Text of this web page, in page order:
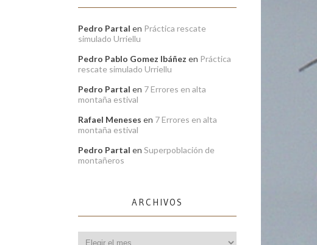
Pedro Partal en Práctica rescate
simulado Urriellu
Pedro Pablo Gomez Ibáñez en Práctica
rescate simulado Urriellu
Pedro Partal en 7 Errores en alta
montaña estival
Rafael Meneses en 7 Errores en alta
montaña estival
Pedro Partal en Superpoblación de
montañeros
ARCHIVOS